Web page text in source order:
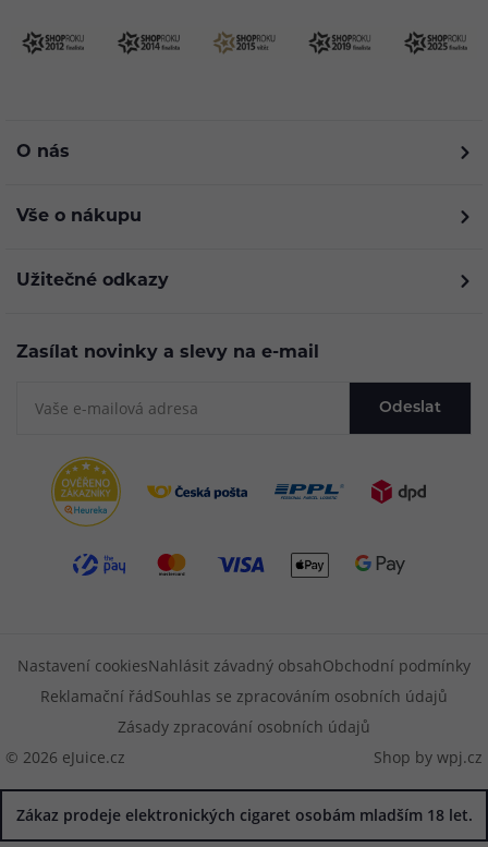
O nás
Vše o nákupu
Užitečné odkazy
Zasílat novinky a slevy na e-mail
Odeslat
© 2026 eJuice.cz
Nastavení cookiesNahlásit závadný obsahObchodní podmínky
Reklamační řádSouhlas se zpracováním osobních údajů
Zásady zpracování osobních údajů
Shop by wpj.cz
Zákaz prodeje elektronických cigaret osobám mladším 18 let.